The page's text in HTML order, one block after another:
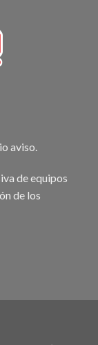
aviso.
de equipos
de los